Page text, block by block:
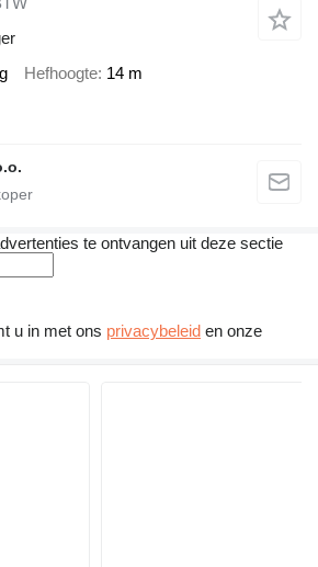
Hefhoogte 14 m
te ontvangen uit deze sectie
u in met ons privacybeleid en onze